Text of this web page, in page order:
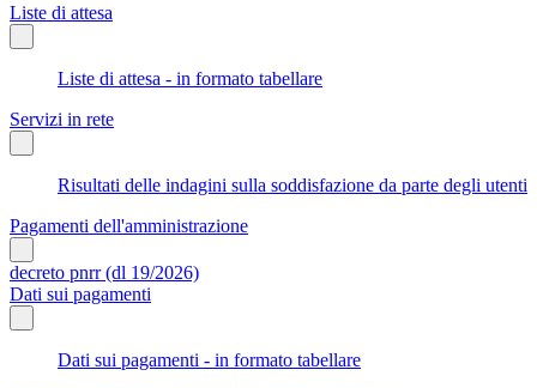
Liste di attesa
Liste di attesa - in formato tabellare
Servizi in rete
Risultati delle indagini sulla soddisfazione da parte degli utenti
Pagamenti dell'amministrazione
decreto pnrr (dl 19/2026)
Dati sui pagamenti
Dati sui pagamenti - in formato tabellare